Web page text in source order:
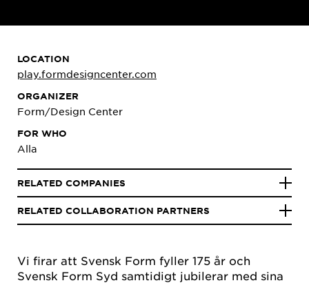
Vi firar att Svensk Form fyller 175 år och
Svensk Form Syd samtidigt jubilerar med sina
LOCATION
play.formdesigncenter.com
ORGANIZER
Form/Design Center
FOR WHO
Alla
RELATED COMPANIES
RELATED COLLABORATION PARTNERS